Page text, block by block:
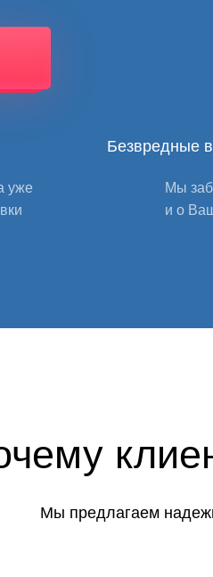
уже
Безвредные
Мы
и о
Мы предлагаем